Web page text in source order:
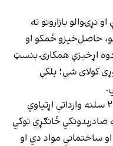
نړۍوالو بازارونو ته
حاصل‌خيزو ځمکو او
اړخيزې همکارۍ بنسټ
کولای شي؛ بلکې
اوس‌مهال ايران د افغانستان نږدې ۲۵ سلنه وارداتي اړتياوې
صادرېدونکي ځانګړي توکي
او ساختماني مواد دي او